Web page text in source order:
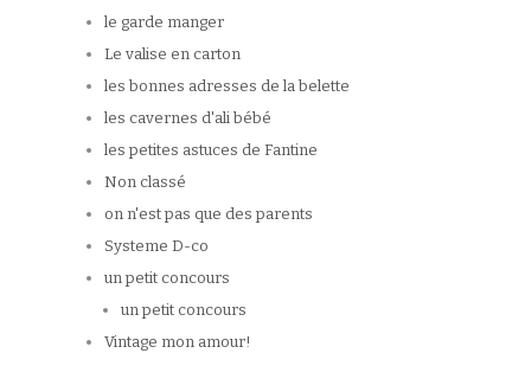
le garde manger
Le valise en carton
les bonnes adresses de la belette
les cavernes d'ali bébé
les petites astuces de Fantine
Non classé
on n'est pas que des parents
Systeme D-co
un petit concours
un petit concours
Vintage mon amour!